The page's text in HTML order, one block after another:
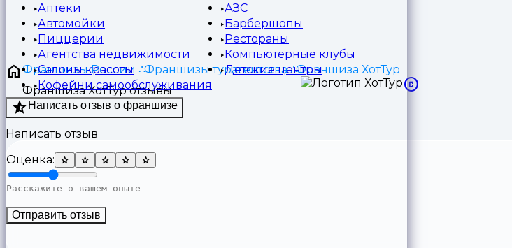
Аптеки
АЗС
Автомойки
Барбершопы
Пиццерии
Рестораны
Агентства недвижимости
Компьютерные клубы
Салоны красоты
Детские центры
Кофейни самообслуживания
Франшизы России Франшизы турагентства
Франшиза ХотТур
Франшиза ХотТур отзывы
Написать отзыв о франшизе
Написать отзыв
Оценка:
Отправить отзыв